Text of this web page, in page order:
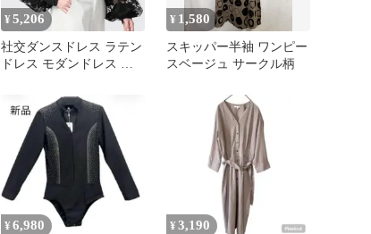
¥5,206
社交ダンスドレス ラテン
ドレス モダンドレス レ
トップス 競技 デモ ダン
ス衣装 S~4XL xzjhjpv#
¥ 1,580
スキッパー半袖 ワンピー
スベージュ サークル柄
¥6,980 ¥ 3,190